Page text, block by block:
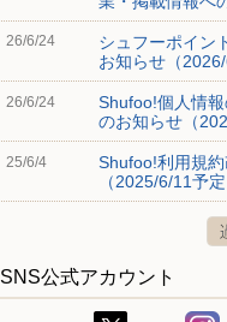
26/6/24
シュフーポイン
お知らせ（2026/
26/6/24
Shufoo!個人情
のお知らせ（
25/6/4
Shufoo!利用規
（2025/6/11予定
SNS公式アカウント